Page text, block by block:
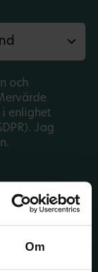
Om
och
i enlighet
Jag